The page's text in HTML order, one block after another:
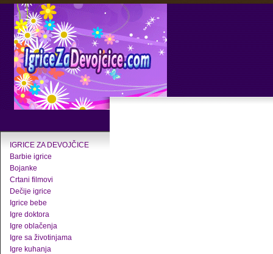
IGRICE ZA DEVOJČICE
Barbie igrice
Bojanke
Crtani filmovi
Dečije igrice
Igrice bebe
Igre doktora
Igre oblačenja
Igre sa životinjama
Igre kuhanja